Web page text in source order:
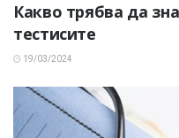
Какво трябва да
тестисите
19/03/2024